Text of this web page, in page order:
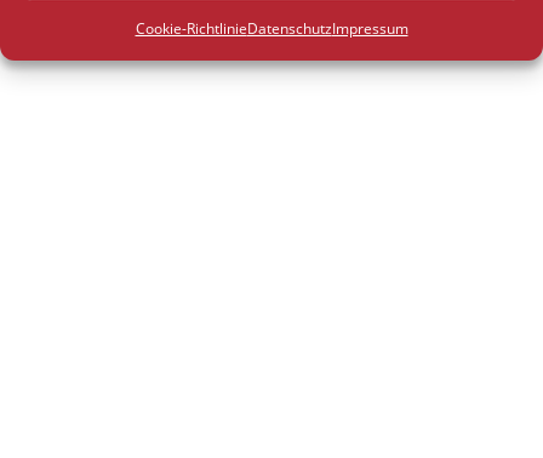
Cookie-RichtlinieDatenschutzImpressum